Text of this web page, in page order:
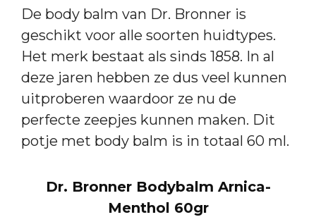
De body balm van Dr. Bronner is
geschikt voor alle soorten huidtypes.
Het merk bestaat als sinds 1858. In al
deze jaren hebben ze dus veel kunnen
uitproberen waardoor ze nu de
perfecte zeepjes kunnen maken. Dit
potje met body balm is in totaal 60 ml.
Dr. Bronner Bodybalm Arnica-
Menthol 60gr